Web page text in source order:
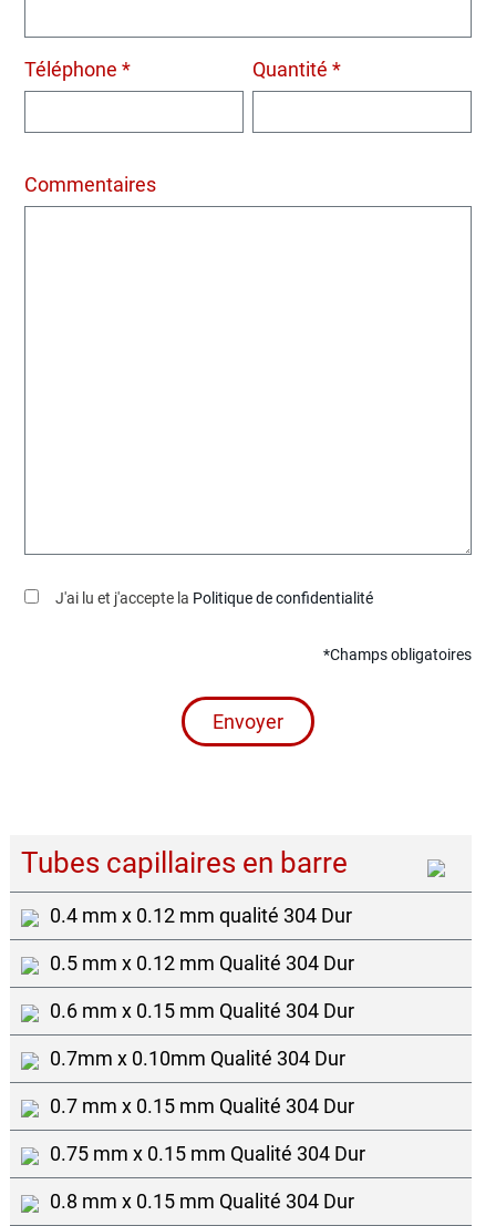
Tubes capillaires en barre
0.4 mm x 0.12 mm qualité 304 Dur
0.5 mm x 0.12 mm Qualité 304 Dur
0.6 mm x 0.15 mm Qualité 304 Dur
0.7mm x 0.10mm Qualité 304 Dur
0.7 mm x 0.15 mm Qualité 304 Dur
0.75 mm x 0.15 mm Qualité 304 Dur
0.8 mm x 0.15 mm Qualité 304 Dur
Téléphone * Quantité *
Commentaires
J'ai lu et j'accepte la Politique de confidentialité
*Champs obligatoires
Envoyer